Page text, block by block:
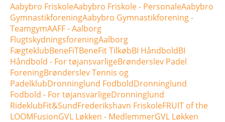
Aabybro FriskoleAabybro Friskole - PersonaleAabybro
GymnastikforeningAabybro Gymnastikforening -
TeamgymAAFF - Aalborg
FlugtskydningsforeningAalborg
FægteklubBeneFiTBeneFit TilkøbBI HåndboldBI
Håndbold - For tøjansvarligeBrønderslev Padel
ForeningBrønderslev Tennis og
PadelklubDronninglund FodboldDronninglund
Fodbold - For tøjansvarligeDronninglund
RideklubFit&SundFrederikshavn FriskoleFRUIT of the
LOOMFusionGVL Løkken - MedlemmerGVL Løkken